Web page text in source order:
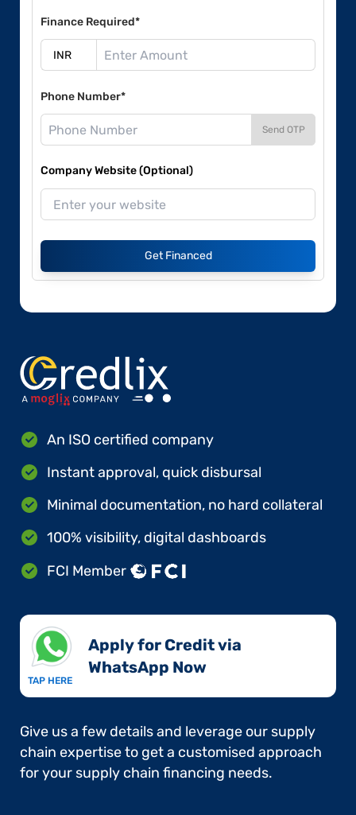
Finance Required*
Phone Number*
Send OTP
Company Website (Optional)
Get Financed
An ISO certified company
Instant approval, quick disbursal
Minimal documentation, no hard collateral
100% visibility, digital dashboards
FCI Member
TAP HERE
Apply for Credit via
WhatsApp Now​
Give us a few details and leverage our supply
chain expertise to get a customised approach
for your supply chain financing needs.